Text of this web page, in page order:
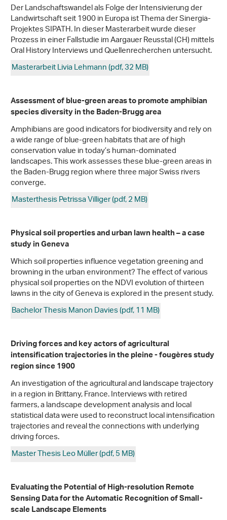
Der Landschaftswandel als Folge der Intensivierung der
Landwirtschaft seit 1900 in Europa ist Thema der Sinergia-
Projektes SIPATH. In dieser Masterarbeit wurde dieser
Prozess in einer Fallstudie im Aargauer Reusstal (CH) mittels
Oral History Interviews und Quellenrecherchen untersucht.
Masterarbeit Livia Lehmann (pdf, 32 MB)
Assessment of blue-green areas to promote amphibian
species diversity in the Baden-Brugg area
Amphibians are good indicators for biodiversity and rely on
a wide range of blue-green habitats that are of high
conservation value in today’s human-dominated
landscapes. This work assesses these blue-green areas in
the Baden-Brugg region where three major Swiss rivers
converge.
Masterthesis Petrissa Villiger (pdf, 2 MB)
Physical soil properties and urban lawn health – a case
study in Geneva
Which soil properties influence vegetation greening and
browning in the urban environment? The effect of various
physical soil properties on the NDVI evolution of thirteen
lawns in the city of Geneva is explored in the present study.
Bachelor Thesis Manon Davies (pdf, 11 MB)
Driving forces and key actors of agricultural
intensification trajectories in the pleine - fougères study
region since 1900
An investigation of the agricultural and landscape trajectory
in a region in Brittany, France. Interviews with retired
farmers, a landscape development analysis and local
statistical data were used to reconstruct local intensification
trajectories and reveal the connections with underlying
driving forces.
Master Thesis Leo Müller (pdf, 5 MB)
Evaluating the Potential of High-resolution Remote
Sensing Data for the Automatic Recognition of Small-
scale Landscape Elements